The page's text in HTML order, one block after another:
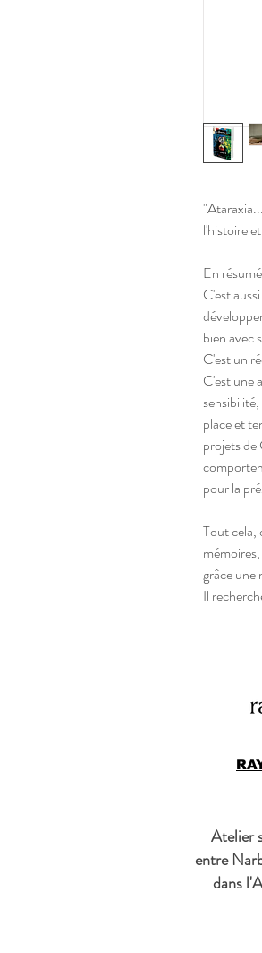
l'histoire
En
C'est
bien avec
C'est un
C'est une
place et
projets de
pour la
Tout cela,
mémoires,
grâce une
Il
Atelier
entre
dans